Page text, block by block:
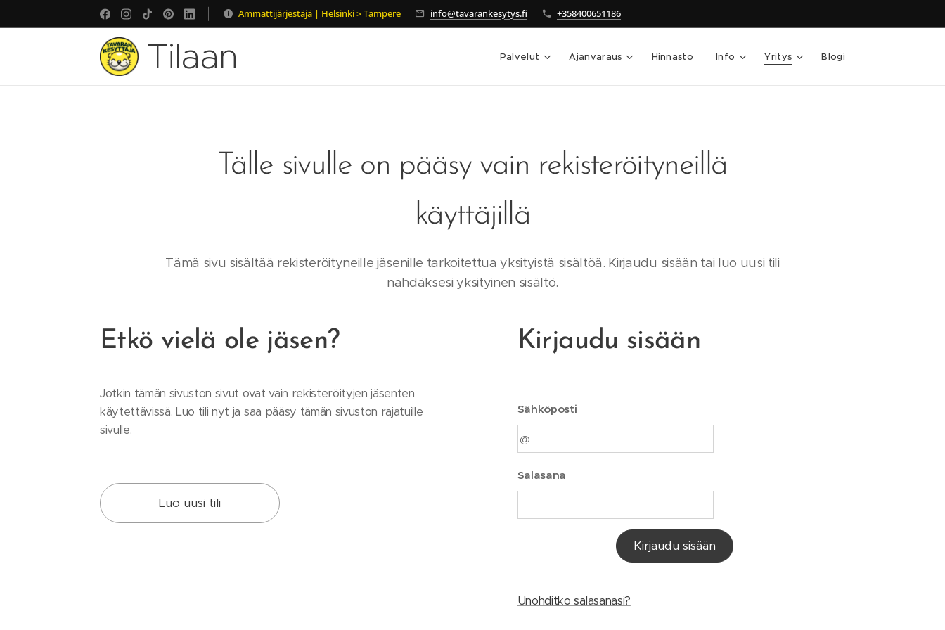
Ammattijärjestäjä | Helsinki > Tampere info@tavarankesytys.fi +358400651186
Tilaan
Palvelut Ajanvaraus Hinnasto Info Yritys Blogi
Tälle sivulle on pääsy vain rekisteröityneillä
käyttäjillä
Tämä sivu sisältää rekisteröityneille jäsenille tarkoitettua yksityistä sisältöä. Kirjaudu sisään tai luo uusi tili
nähdäksesi yksityinen sisältö.
Etkö vielä ole jäsen?
Jotkin tämän sivuston sivut ovat vain rekisteröityjen jäsenten
käytettävissä. Luo tili nyt ja saa pääsy tämän sivuston rajatuille
sivulle.
Luo uusi tili
Kirjaudu sisään
Sähköposti
Salasana
Kirjaudu sisään
Unohditko salasanasi?